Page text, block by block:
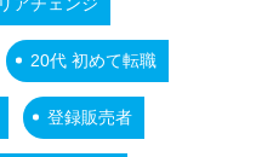
20代 初めて転職
登録販売者